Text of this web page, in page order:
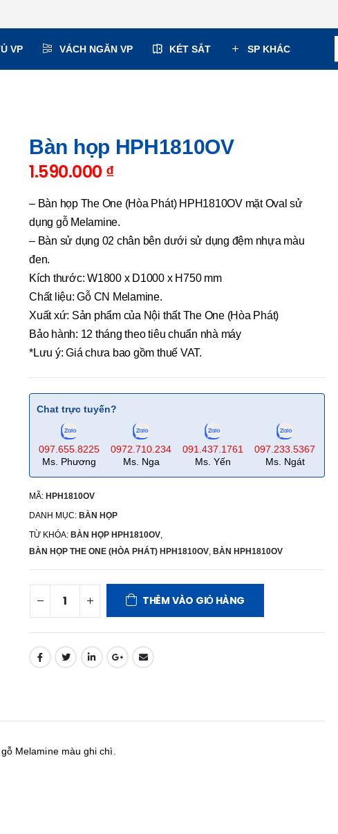
VP VÁCH NGĂN VP KÉT SẮT SP KHÁC
Bàn họp HPH1810OV
1.590.000 ₫
– Bàn họp The One (Hòa Phát) HPH1810OV mặt Oval sử
dụng gỗ Melamine.
– Bàn sử dụng 02 chân bên dưới sử dụng đệm nhựa màu
đen.
Kích thước: W1800 x D1000 x H750 mm
Chất liệu: Gỗ CN Melamine.
Xuất xứ: Sản phẩm của Nội thất The One (Hòa Phát)
Bảo hành: 12 tháng theo tiêu chuẩn nhà máy
*Lưu ý: Giá chưa bao gồm thuế VAT.
Chat trực tuyến?
097.655.8225
Ms. Phương
0972.710.234
Ms. Nga
091.437.1761
Ms. Yến
097.233.5367
Ms. Ngát
MÃ: HPH1810OV
DANH MỤC: BÀN HỌP
TỪ KHÓA: BÀN HỌP HPH1810OV
BÀN HỌP THE ONE (HÒA PHÁT) HPH1810OV BÀN HPH1810OV
THÊM VÀO GIỎ HÀNG
Melamine màu ghi chì.